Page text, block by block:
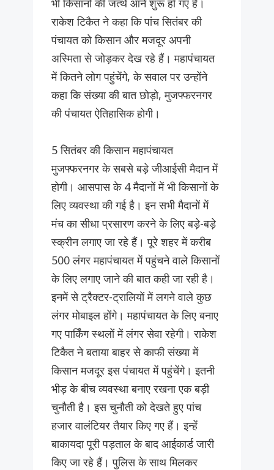
भी किसानों की जत्थे आने शुरू हो गए हैं।
राकेश टिकैत ने कहा कि पांच सितंबर की
पंचायत को किसान और मजदूर अपनी
अस्मिता से जोड़कर देख रहे हैं। महापंचायत
में कितने लोग पहुंचेंगे, के सवाल पर उन्होंने
कहा कि संख्या की बात छोड़ो, मुजफ्फरनगर
की पंचायत ऐतिहासिक होगी।
5 सितंबर की किसान महापंचायत
मुजफ्फरनगर के सबसे बड़े जीआईसी मैदान में
होगी। आसपास के 4 मैदानों में भी किसानों के
लिए व्यवस्था की गई है। इन सभी मैदानों में
मंच का सीधा प्रसारण करने के लिए बड़े-बड़े
स्क्रीन लगाए जा रहे हैं। पूरे शहर में करीब
500 लंगर महापंचायत में पहुंचने वाले किसानों
के लिए लगाए जाने की बात कही जा रही है।
इनमें से ट्रैक्टर-ट्रालियों में लगने वाले कुछ
लंगर मोबाइल होंगे। महापंचायत के लिए बनाए
गए पार्किंग स्थलों में लंगर सेवा रहेगी। राकेश
टिकैत ने बताया बाहर से काफी संख्या में
किसान मजदूर इस पंचायत में पहुंचेंगे। इतनी
भीड़ के बीच व्यवस्था बनाए रखना एक बड़ी
चुनौती है। इस चुनौती को देखते हुए पांच
हजार वालंटियर तैयार किए गए हैं। इन्हें
बाकायदा पूरी पड़ताल के बाद आईकार्ड जारी
किए जा रहे हैं। पुलिस के साथ मिलकर